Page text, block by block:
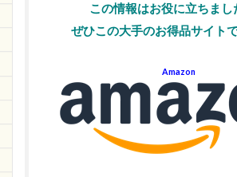
この情報はお役に立ちまし
ぜひこの大手のお得品サイト
Amazon